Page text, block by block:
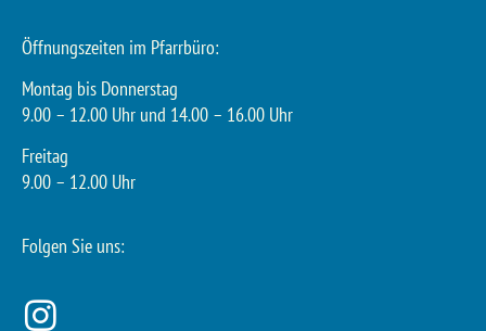
Öffnungszeiten im Pfarrbüro:
Montag bis Donnerstag
9.00 – 12.00 Uhr und 14.00 – 16.00 Uhr
Freitag
9.00 – 12.00 Uhr
Folgen Sie uns: